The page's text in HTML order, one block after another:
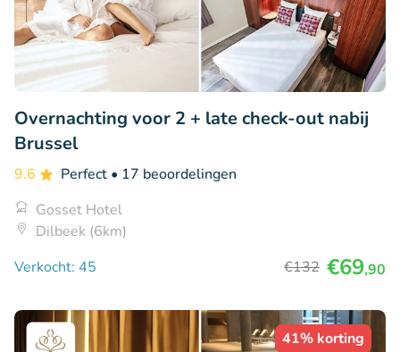
Overnachting voor 2 + late check-out nabij
Brussel
9.6 Perfect • 17 beoordelingen
Gosset Hotel
Dilbeek (6km)
Verkocht: 45
€132 €69,90
41% korting